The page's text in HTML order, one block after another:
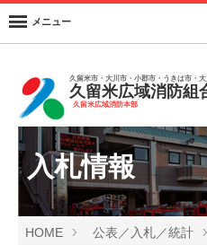
久留米市・大川市・小郡市・うきは市・
久留米広域消防組
久留米広域消防本部
メニュー
入札情報
HOME 公表／入札／統計